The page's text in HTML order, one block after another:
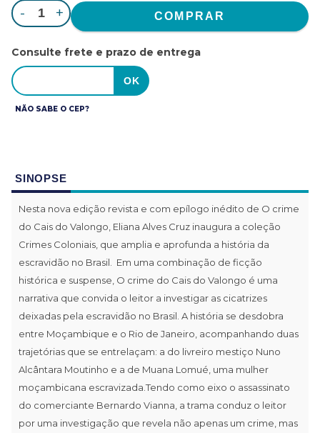
- +
Consulte frete e prazo de entrega
NÃO SABE O CEP?
SINOPSE
Nesta nova edição revista e com epílogo inédito de O crime
do Cais do Valongo, Eliana Alves Cruz inaugura a coleção
Crimes Coloniais, que amplia e aprofunda a história da
escravidão no Brasil. Em uma combinação de ficção
histórica e suspense, O crime do Cais do Valongo é uma
narrativa que convida o leitor a investigar as cicatrizes
deixadas pela escravidão no Brasil. A história se desdobra
entre Moçambique e o Rio de Janeiro, acompanhando duas
trajetórias que se entrelaçam: a do livreiro mestiço Nuno
Alcântara Moutinho e a de Muana Lomué, uma mulher
moçambicana escravizada.Tendo como eixo o assassinato
do comerciante Bernardo Vianna, a trama conduz o leitor
por uma investigação que revela não apenas um crime, mas